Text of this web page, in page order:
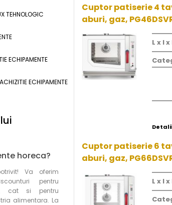
TEHNOLOGIC
ECHIPAMENTE
ECHIPAMENTE
horeca?
Va oferim
pentru
cat si pentru
alimentara. La
Cuptor patiserie 4
aburi, gaz,
L x l x
Cuptor patiserie 6
aburi, gaz,
L x l x